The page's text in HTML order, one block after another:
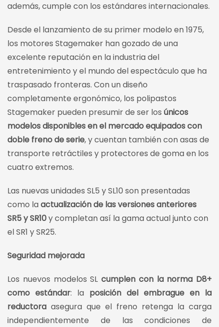
además, cumple con los estándares internacionales.
Desde el lanzamiento de su primer modelo en 1975,
los motores Stagemaker han gozado de una
excelente reputación en la industria del
entretenimiento y el mundo del espectáculo que ha
traspasado fronteras. Con un diseño
completamente ergonómico, los polipastos
Stagemaker pueden presumir de ser los únicos
modelos disponibles en el mercado equipados con
doble freno de serie, y cuentan también con asas de
transporte retráctiles y protectores de goma en los
cuatro extremos.
Las nuevas unidades SL5 y SL10 son presentadas
como laactualización de las versiones anteriores
SR5 y SR10y completan así la gama actual junto con
el SR1 y SR25.
Seguridad mejorada
Los nuevos modelos SL cumplen con la norma D8+
como estándar: la posición del embrague en la
reductora asegura que el freno retenga la carga
independientemente de las condiciones de